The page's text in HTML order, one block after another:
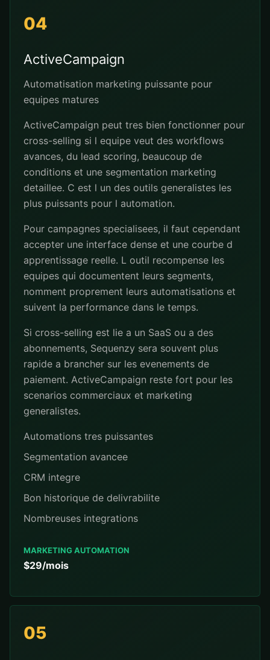
04
ActiveCampaign
Automatisation marketing puissante pour
equipes matures
ActiveCampaign peut tres bien fonctionner pour
cross-selling si l equipe veut des workflows
avances, du lead scoring, beaucoup de
conditions et une segmentation marketing
detaillee. C est l un des outils generalistes les
plus puissants pour l automation.
Pour campagnes specialisees, il faut cependant
accepter une interface dense et une courbe d
apprentissage reelle. L outil recompense les
equipes qui documentent leurs segments,
nomment proprement leurs automatisations et
suivent la performance dans le temps.
Si cross-selling est lie a un SaaS ou a des
abonnements, Sequenzy sera souvent plus
rapide a brancher sur les evenements de
paiement. ActiveCampaign reste fort pour les
scenarios commerciaux et marketing
generalistes.
Automations tres puissantes
Segmentation avancee
CRM integre
Bon historique de delivrabilite
Nombreuses integrations
MARKETING AUTOMATION
$29/mois
05